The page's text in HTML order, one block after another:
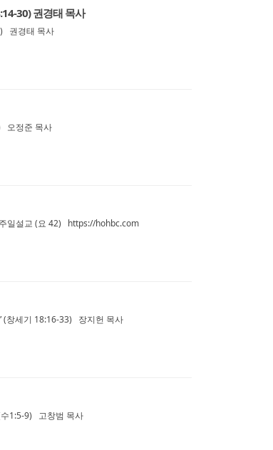
30) 권경태 목사
권경태 목사
오정준 목사
주일설교 (요 42) https://hohbc.com
(창세기 18:16-33) 장지헌 목사
1:5-9) 고창범 목사